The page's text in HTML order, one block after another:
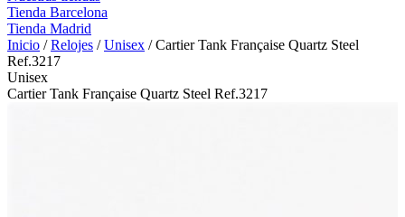
Tienda Barcelona
Tienda Madrid
Inicio /Relojes /Unisex / Cartier Tank Française Quartz Steel
Ref.3217
Unisex
Cartier Tank Française Quartz Steel Ref.3217